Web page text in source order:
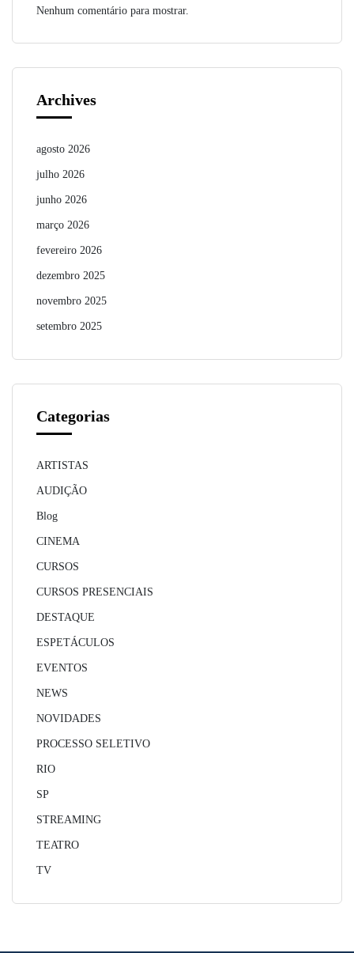
Nenhum comentário para mostrar.
Archives
agosto 2026
julho 2026
junho 2026
março 2026
fevereiro 2026
dezembro 2025
novembro 2025
setembro 2025
Categorias
ARTISTAS
AUDIÇÃO
Blog
CINEMA
CURSOS
CURSOS PRESENCIAIS
DESTAQUE
ESPETÁCULOS
EVENTOS
NEWS
NOVIDADES
PROCESSO SELETIVO
RIO
SP
STREAMING
TEATRO
TV